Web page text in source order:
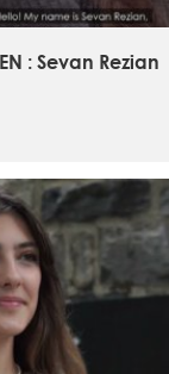
: Sevan Rezian